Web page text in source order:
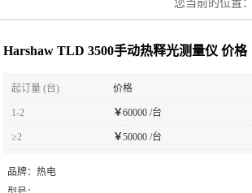
您当前的位置：
Harshaw TLD 3500手动热释光测量仪 价格
起订量 (台) 价格
1-2 ￥60000 /台
≥2 ￥50000 /台
品牌： 热电